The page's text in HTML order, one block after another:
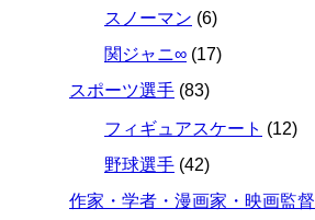
スノーマン (6)
関ジャニ∞ (17)
スポーツ選手 (83)
フィギュアスケート (12)
野球選手 (42)
作家・学者・漫画家・映画監督